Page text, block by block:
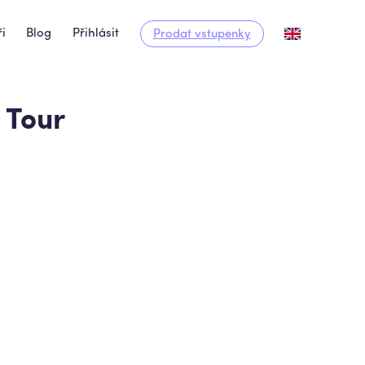
Blog Přihlásit Prodat vstupenky